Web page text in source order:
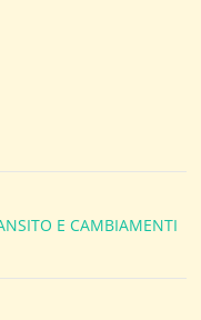
E CAMBIAMENTI